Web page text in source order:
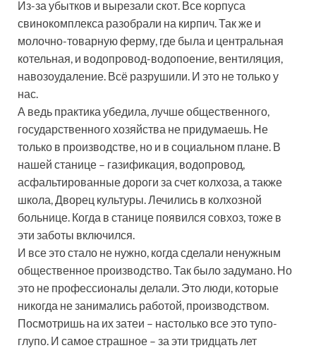
Из-за убытков и вырезали скот. Все корпуса
свинокомплекса разобрали на кирпич. Так же и
молочно-товарную ферму, где была и центральная
котельная, и водопровод-водопоение, вентиляция,
навозоудаление. Всё разрушили. И это не только у
нас.
А ведь практика убедила, лучше общественного,
государственного хозяйства не придумаешь. Не
только в производстве, но и в социальном плане. В
нашей станице – газификация, водопровод,
асфальтированные дороги за счет колхоза, а также
школа, Дворец культуры. Лечились в колхозной
больнице. Когда в станице появился совхоз, тоже в
эти заботы включился.
И все это стало не нужно, когда сделали ненужным
общественное производство. Так было задумано. Но
это не профессионалы делали. Это люди, которые
никогда не занимались работой, производством.
Посмотришь на их затеи – настолько все это тупо-
глупо. И самое страшное – за эти тридцать лет